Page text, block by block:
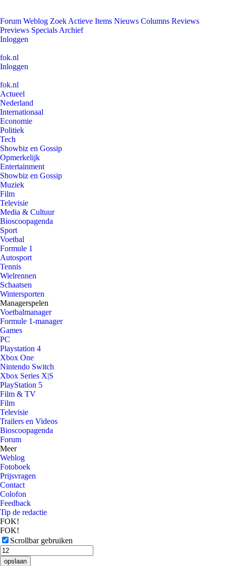
Forum Weblog Zoek Actieve Items Nieuws Columns Reviews
Previews Specials Archief
Inloggen
fok.nl
Inloggen
fok.nl
Actueel
Nederland
Internationaal
Economie
Politiek
Tech
Showbiz en Gossip
Opmerkelijk
Entertainment
Showbiz en Gossip
Muziek
Film
Televisie
Media & Cultuur
Bioscoopagenda
Sport
Voetbal
Formule 1
Autosport
Tennis
Wielrennen
Schaatsen
Wintersporten
Managerspelen
Voetbalmanager
Formule 1-manager
Games
PC
Playstation 4
Xbox One
Nintendo Switch
Xbox Series X|S
PlayStation 5
Film & TV
Film
Televisie
Trailers en Videos
Bioscoopagenda
Forum
Meer
Weblog
Fotoboek
Prijsvragen
Contact
Colofon
Feedback
Tip de redactie
FOK!
FOK!
Scrollbar gebruiken
opslaan